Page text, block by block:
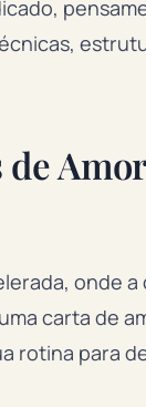
de
onde
carta de
rotina para